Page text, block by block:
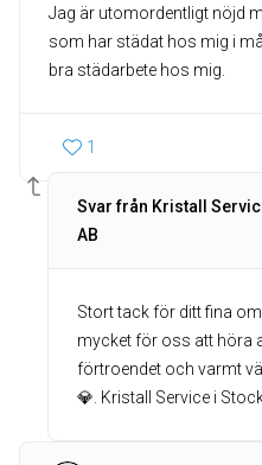
Jag är utomordentligt nöjd
som har städat hos mig i
bra städarbete hos mig.
1
Svar från Kristall
AB
Stort tack för ditt fina
mycket för oss att höra
förtroendet och varmt
💎. Kristall Service i